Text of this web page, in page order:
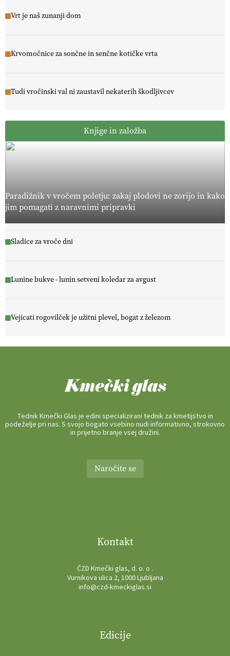
Vrt je naš zunanji dom
Krvomočnice za sončne in senčne kotičke vrta
Tudi vročinski val ni zaustavil nekaterih škodljivcev
Knjige in založba
Paradižnik v vročem poletju: zakaj plodovi ne zorijo in kako
jim pomagati z naravnimi pripravki
Sladice za vroče dni
Lunine bukve - lunin setveni koledar za avgust
Vejicati rogovilček je užitni plevel, bogat z železom
Tednik Kmečki Glas je edini specializirani tednik za kmetijstvo in
podeželje pri nas. S svojo bogato vsebino nudi informativno, strokovno
in prijetno branje vsej družini.
Naročite se
Kontakt
ČZD Kmečki glas, d. o. o .
Vurnikova ulica 2, 1000 Ljubljana
info@czd-kmeckiglas.si
Edicije